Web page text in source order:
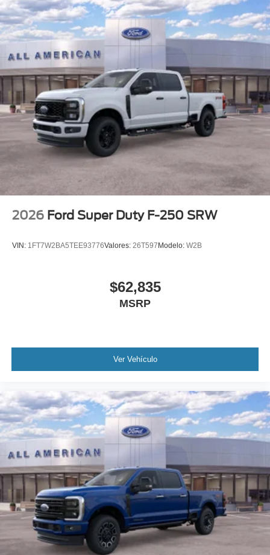
2026 Ford Super Duty F-250 SRW
VIN: 1FT7W2BA5TEE93776Valores: 26T597Modelo: W2B
$62,835
MSRP
Ver Vehículo